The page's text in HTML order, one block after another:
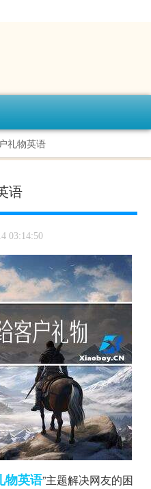
礼物英语
语
03:14:50
物英语”主题解决网友的困